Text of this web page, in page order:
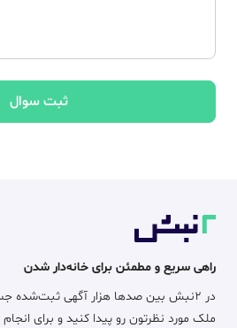
ثبت سوال
راهی سریع و مطمئن برای خانه‌دار شدن
در ۲نبش بین صدها هزار آگهی
ملک مورد نظرتون رو پیدا کنید و برای